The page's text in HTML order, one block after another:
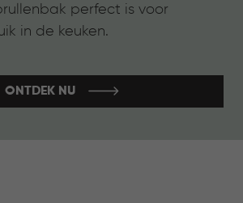
perfect is voor
in de keuken.
ONTDEK NU